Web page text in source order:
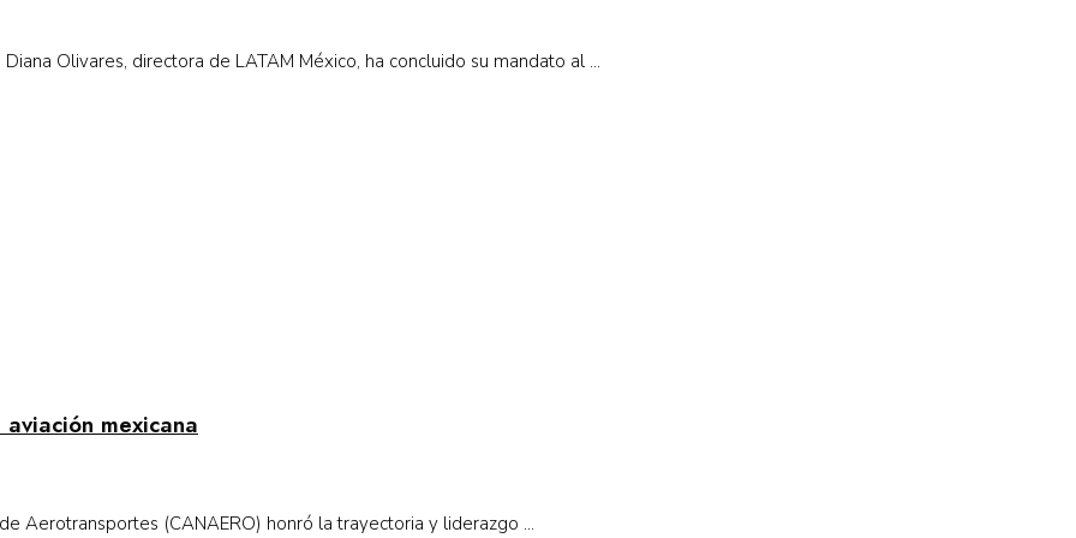
Olivares, directora de LATAM México, ha concluido su mandato al ...
mexicana
Aerotransportes (CANAERO) honró la trayectoria y liderazgo ...